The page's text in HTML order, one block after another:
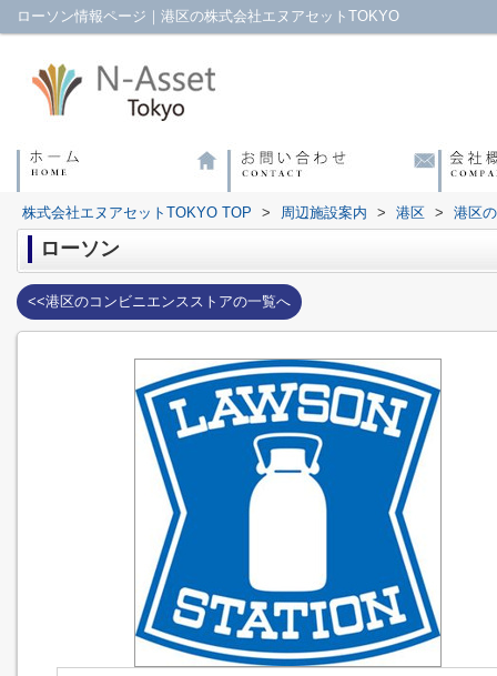
ローソン情報ページ｜港区の株式会社エヌアセットTOKYO
株式会社エヌアセットTOKYO TOP > 周辺施設案内 > 港区 > 港区
ローソン
<<港区のコンビニエンスストアの一覧へ